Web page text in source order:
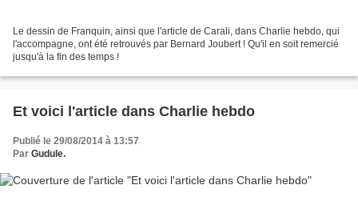
Le dessin de Franquin, ainsi que l'article de Carali, dans Charlie hebdo, qui
l'accompagne, ont été retrouvés par Bernard Joubert ! Qu'il en soit remercié
jusqu'à la fin des temps !
Et voici l'article dans Charlie hebdo
Publié le 29/08/2014 à 13:57
Par Gudule.